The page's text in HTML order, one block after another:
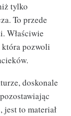
tylko
To przede
Właściwie
która pozwoli
doskonale
to materiał